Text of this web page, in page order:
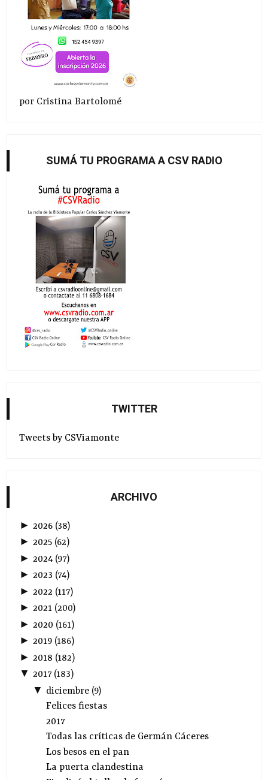
por Cristina Bartolomé
SUMÁ TU PROGRAMA A CSV RADIO
TWITTER
Tweets by CSViamonte
ARCHIVO
► 2026 (38)
►2025 (62)
► 2024 (97)
►2023 (74)
► 2022 (117)
►2021 (200)
► 2020 (161)
►2019 (186)
► 2018 (182)
▼2017(183)
▼ diciembre(9)
Felices fiestas
2017
Todas las críticas de Germán Cáceres
Los besos en el pan
La puerta clandestina